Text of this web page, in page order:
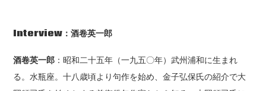
Interview：酒卷英一郎
酒卷英一郎 ：昭和二十五年（一九五〇年）武州浦和に生まれ
る。水瓶座。十八歳頃より句作を始め、金子弘保氏の紹介で大